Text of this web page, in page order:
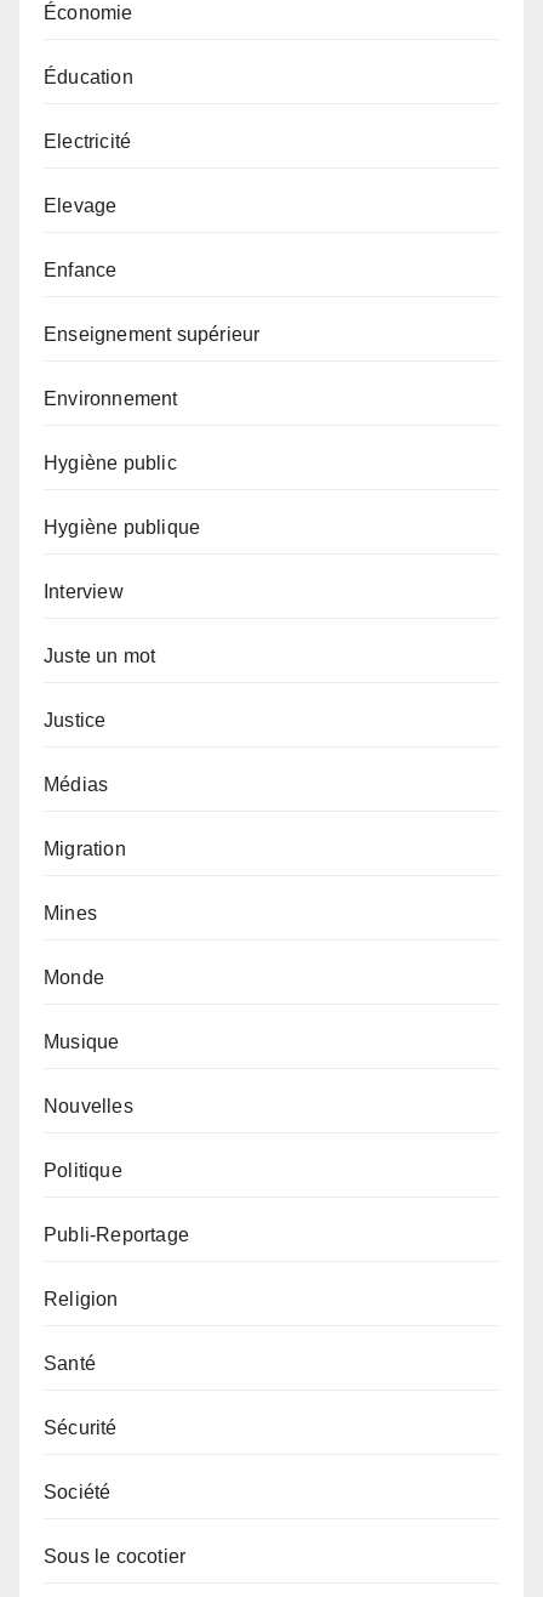
Économie
Éducation
Electricité
Elevage
Enfance
Enseignement supérieur
Environnement
Hygiène public
Hygiène publique
Interview
Juste un mot
Justice
Médias
Migration
Mines
Monde
Musique
Nouvelles
Politique
Publi-Reportage
Religion
Santé
Sécurité
Société
Sous le cocotier